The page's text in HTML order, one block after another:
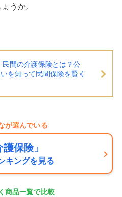
うか。
民間の介護保険とは？公
を知って民間保険を賢く
が選んでいる
護保険」
キングを見る
商品一覧で比較